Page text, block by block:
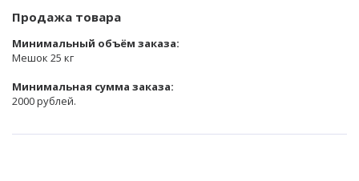
Продажа товара
Минимальный объём заказа:
Мешок 25 кг
Минимальная сумма заказа:
2000 рублей.